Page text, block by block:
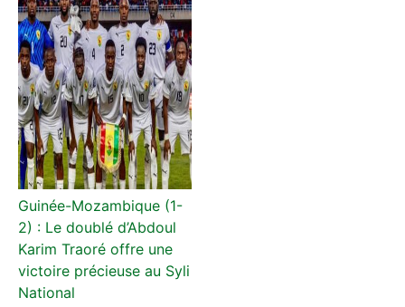
Guinée-Mozambique (1-
2) : Le doublé d’Abdoul
Karim Traoré offre une
victoire précieuse au Syli
National